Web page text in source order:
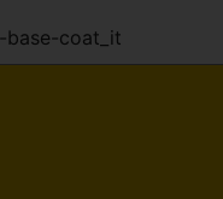
base-coat_it